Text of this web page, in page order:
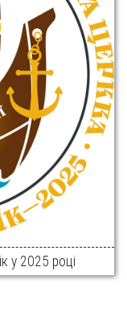
у 2025 році